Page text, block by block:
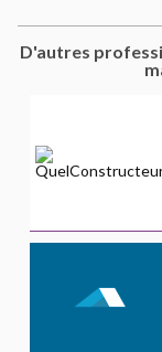
D'autres